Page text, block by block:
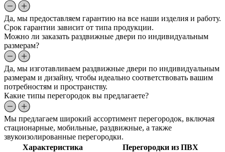
Да, мы предоставляем гарантию на все наши изделия и работу.
Срок гарантии зависит от типа продукции.
Можно ли заказать раздвижные двери по индивидуальным
размерам?
Да, мы изготавливаем раздвижные двери по индивидуальным
размерам и дизайну, чтобы идеально соответствовать вашим
потребностям и пространству.
Какие типы перегородок вы предлагаете?
Мы предлагаем широкий ассортимент перегородок, включая
стационарные, мобильные, раздвижные, а также
звукоизолированные перегородки.
Характеристика
Перегородки из ПВХ